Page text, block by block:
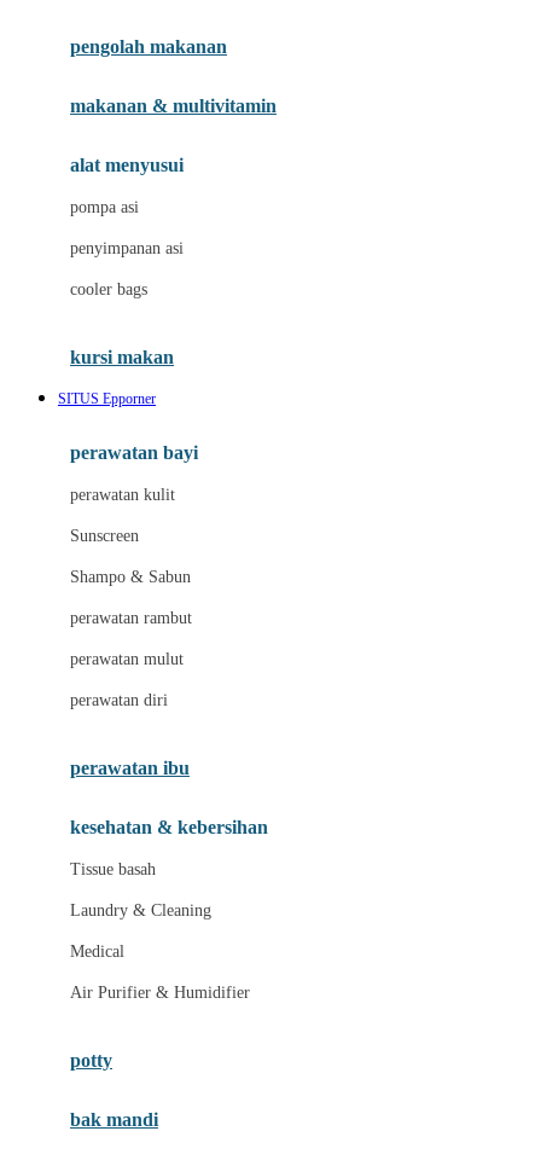
Joolz
Leclerc
Lee Vierra
Lillebaby
Little Bird Told Me
Little Miss Janis
London Taxi
Love To Dream
M
Magformers
Mamaway
Maxi Cosi
Megabloks
Micro
MiDeer
Moby
pengolah makanan
makanan & multivitamin
alat menyusui
pompa asi
penyimpanan asi
cooler bags
kursi makan
SITUS Epporner
perawatan bayi
perawatan kulit
Sunscreen
Shampo & Sabun
perawatan rambut
perawatan mulut
perawatan diri
perawatan ibu
kesehatan & kebersihan
Tissue basah
Laundry & Cleaning
Medical
Air Purifier & Humidifier
potty
bak mandi